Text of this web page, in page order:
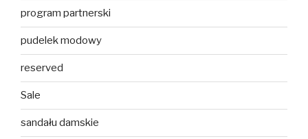
program partnerski
pudelek modowy
reserved
Sale
sandału damskie